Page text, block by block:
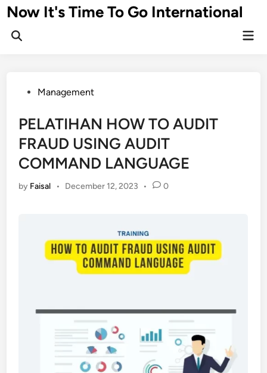
Skip
to
content
Now It's Time To Go International
PostedManagement
PELATIHAN HOW TO AUDIT
FRAUD USING AUDIT
COMMAND LANGUAGE
by Faisal • December 12, 2023 • 0